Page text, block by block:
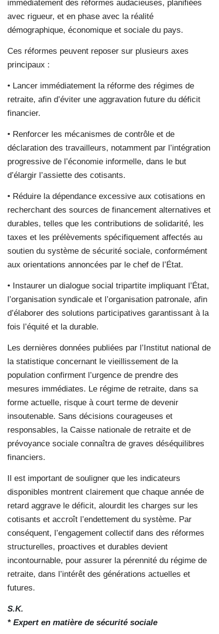
immédiatement des réformes audacieuses, planifiées
avec rigueur, et en phase avec la réalité
démographique, économique et sociale du pays.
Ces réformes peuvent reposer sur plusieurs axes
principaux :
• Lancer immédiatement la réforme des régimes de
retraite, afin d’éviter une aggravation future du déficit
financier.
• Renforcer les mécanismes de contrôle et de
déclaration des travailleurs, notamment par l’intégration
progressive de l’économie informelle, dans le but
d’élargir l’assiette des cotisants.
• Réduire la dépendance excessive aux cotisations en
recherchant des sources de financement alternatives et
durables, telles que les contributions de solidarité, les
taxes et les prélèvements spécifiquement affectés au
soutien du système de sécurité sociale, conformément
aux orientations annoncées par le chef de l’État.
• Instaurer un dialogue social tripartite impliquant l’État,
l’organisation syndicale et l’organisation patronale, afin
d’élaborer des solutions participatives garantissant à la
fois l’équité et la durable.
Les dernières données publiées par l’Institut national de
la statistique concernant le vieillissement de la
population confirment l’urgence de prendre des
mesures immédiates. Le régime de retraite, dans sa
forme actuelle, risque à court terme de devenir
insoutenable. Sans décisions courageuses et
responsables, la Caisse nationale de retraite et de
prévoyance sociale connaîtra de graves déséquilibres
financiers.
Il est important de souligner que les indicateurs
disponibles montrent clairement que chaque année de
retard aggrave le déficit, alourdit les charges sur les
cotisants et accroît l’endettement du système. Par
conséquent, l’engagement collectif dans des réformes
structurelles, proactives et durables devient
incontournable, pour assurer la pérennité du régime de
retraite, dans l’intérêt des générations actuelles et
futures.
S.K.
* Expert en matière de sécurité sociale